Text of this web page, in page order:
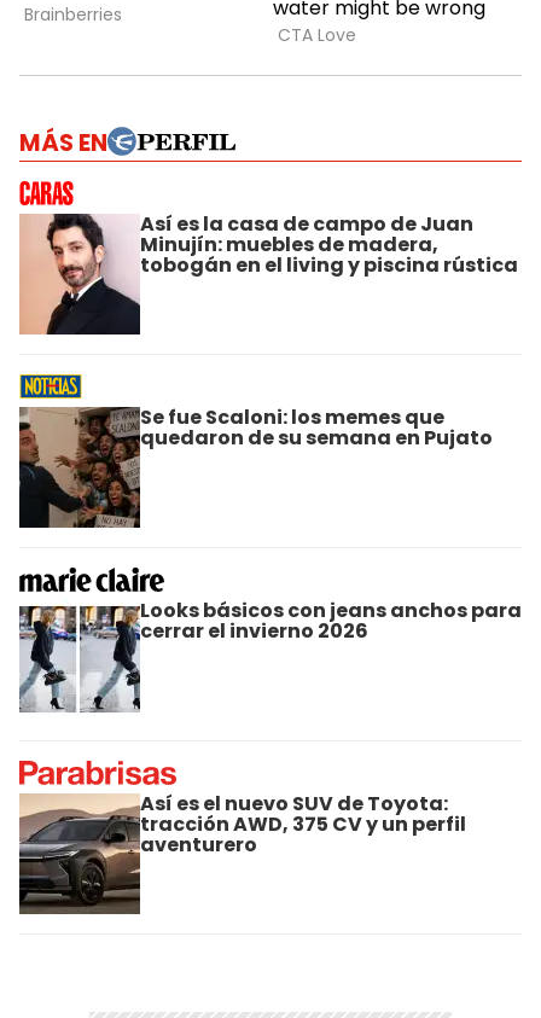
MÁS EN
Así es la casa de campo de Juan
Minujín: muebles de madera,
tobogán en el living y piscina rústica
Se fue Scaloni: los memes que
quedaron de su semana en Pujato
Looks básicos con jeans anchos para
cerrar el invierno 2026
Así es el nuevo SUV de Toyota:
tracción AWD, 375 CV y un perfil
aventurero